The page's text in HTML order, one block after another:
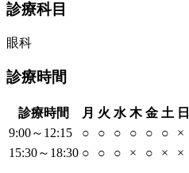
診療科目
眼科
診療時間
診療時間 月 火 水 木 金 土 日
9:00～12:15
○ ○ ○ ○ ○ ○
×
15:30～18:30 ○ ○ ○ × ○ × ×